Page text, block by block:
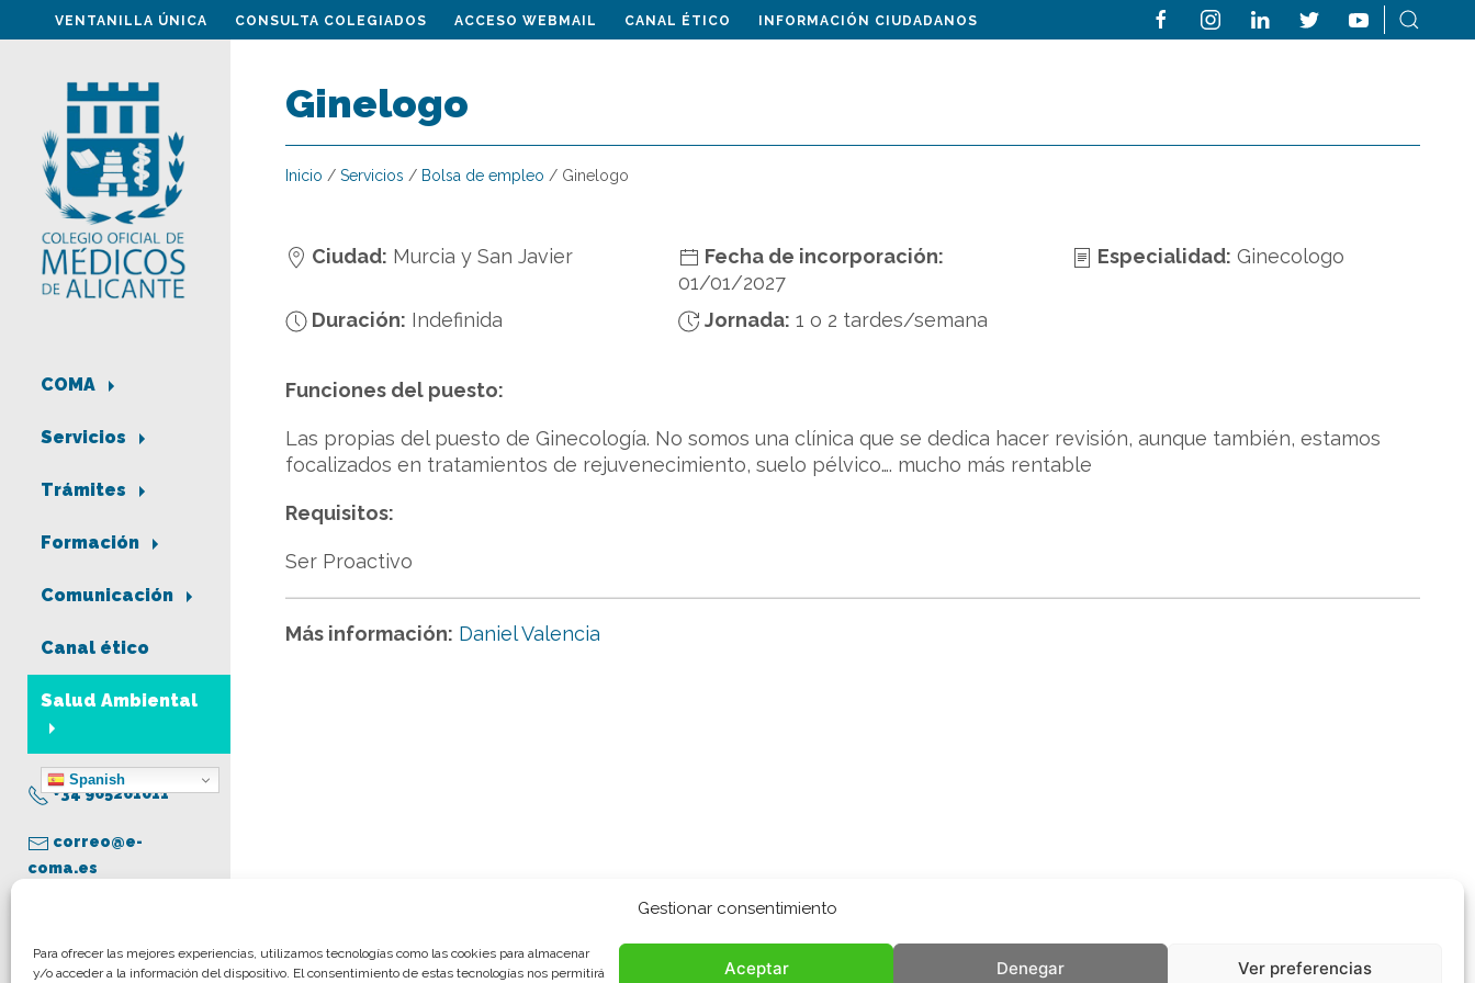
Gestionar consentimiento
Para ofrecer las mejores experiencias, utilizamos tecnologías como las cookies para almacenar
y/o acceder a la información del dispositivo. El consentimiento de estas tecnologías nos permitirá
Aceptar Denegar Ver preferencias
VENTANILLA ÚNICA CONSULTA COLEGIADOS ACCESO WEBMAIL CANAL ÉTICO INFORMACIÓN CIUDADANOS
COMA
Servicios
Trámites
Formación
Comunicación
Canal ético
Salud Ambiental
Spanish
+34 965261011
correo@e-
coma.es
Aviso legal
Ginelogo
Inicio / Servicios / Bolsa de empleo / Ginelogo
Ciudad: Murcia y San Javier
Fecha de incorporación:
01/01/2027
Especialidad: Ginecologo
Duración: Indefinida Jornada: 1 o 2 tardes/semana
Funciones del puesto:
Las propias del puesto de Ginecología. No somos una clínica que se dedica hacer revisión, aunque también, estamos
focalizados en tratamientos de rejuvenecimiento, suelo pélvico…. mucho más rentable
Requisitos:
Ser Proactivo
Más información: Daniel Valencia